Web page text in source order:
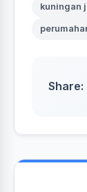
kuningan
Share: